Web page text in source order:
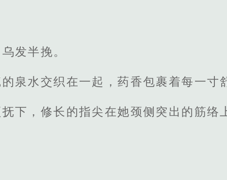
发半挽。
泉水交织在一起，药香包裹着每一寸
下，修长的指尖在她颈侧突出的筋络